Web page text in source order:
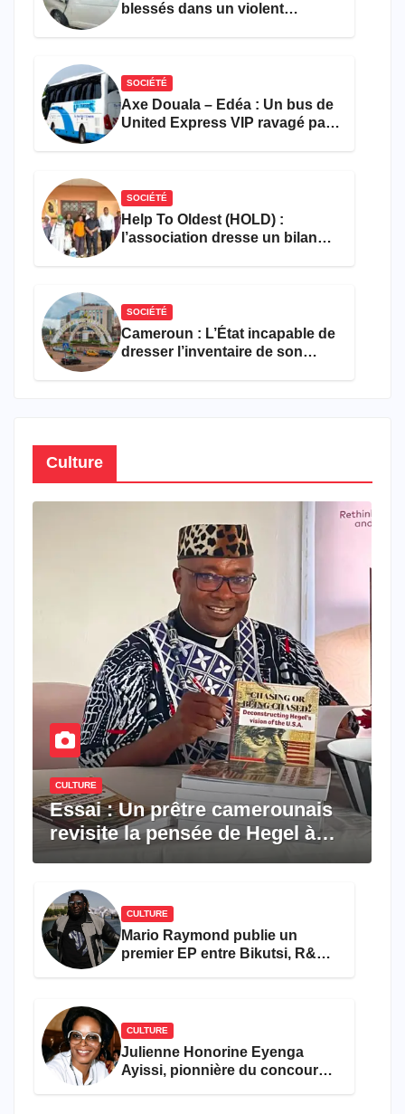
blessés dans un violent
SOCIÉTÉ
Axe Douala – Edéa : Un bus de
United Express VIP ravagé par
SOCIÉTÉ
Help To Oldest (HOLD) :
l’association dresse un bilan
SOCIÉTÉ
Cameroun : L’État incapable de
dresser l’inventaire de son
Culture
CULTURE
Essai : Un prêtre camerounais
revisite la pensée de Hegel à
travers le rêve américain
CULTURE
Mario Raymond publie un
premier EP entre Bikutsi, R&B
CULTURE
Julienne Honorine Eyenga
Ayissi, pionnière du concours